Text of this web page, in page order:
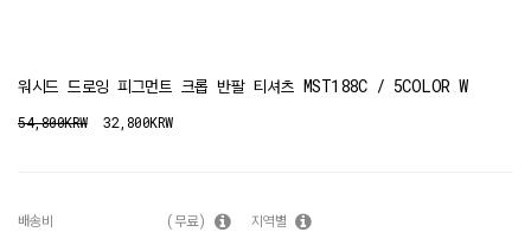
워시드 드로잉 피그먼트 크롭 반팔 티셔츠 MST188C / 5COLOR W
54,800KRW 32,800KRW
배송비 (무료) 지역별